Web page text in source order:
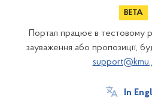
Портал працює в тестовому
зауваження або пропозиції,
In